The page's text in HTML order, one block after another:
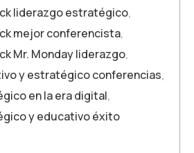
liderazgo estratégico,
mejor conferencista,
Mr. Monday liderazgo,
y estratégico conferencias,
en la era digital,
y educativo éxito